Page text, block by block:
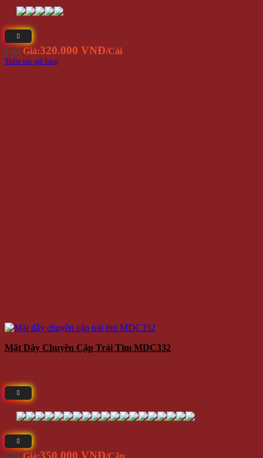
Giá Giá:320.000 VNĐ/Cái
Thêm vào giỏ hàng
Mặt Dây Chuyền Cặp Trái Tim MDC332
350.000 VNĐ